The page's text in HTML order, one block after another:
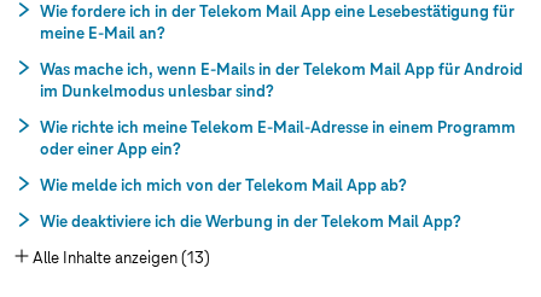
Wie fordere ich in der Telekom Mail App eine Lesebestätigung für
meine E-Mail an?
Was mache ich, wenn E-Mails in der Telekom Mail App für Android
im Dunkelmodus unlesbar sind?
Wie richte ich meine Telekom E-Mail-Adresse in einem Programm
oder einer App ein?
Wie melde ich mich von der Telekom Mail App ab?
Wie deaktiviere ich die Werbung in der Telekom Mail App?
Alle Inhalte anzeigen (13)